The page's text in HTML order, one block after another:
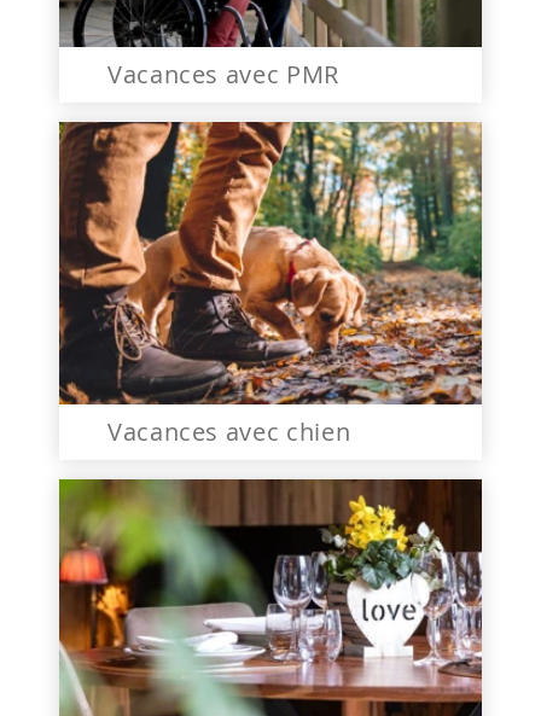
Vacances avec PMR
Vacances avec chien